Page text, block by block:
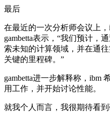
最后
在最近的一次分析师会议上
gambetta表示，“我们预计，
索未知的计算领域，并在通
关键的里程碑。”
gambetta进一步解释称，ibm
用工作，并开始讨论性能。
就我个人而言，我很期待看